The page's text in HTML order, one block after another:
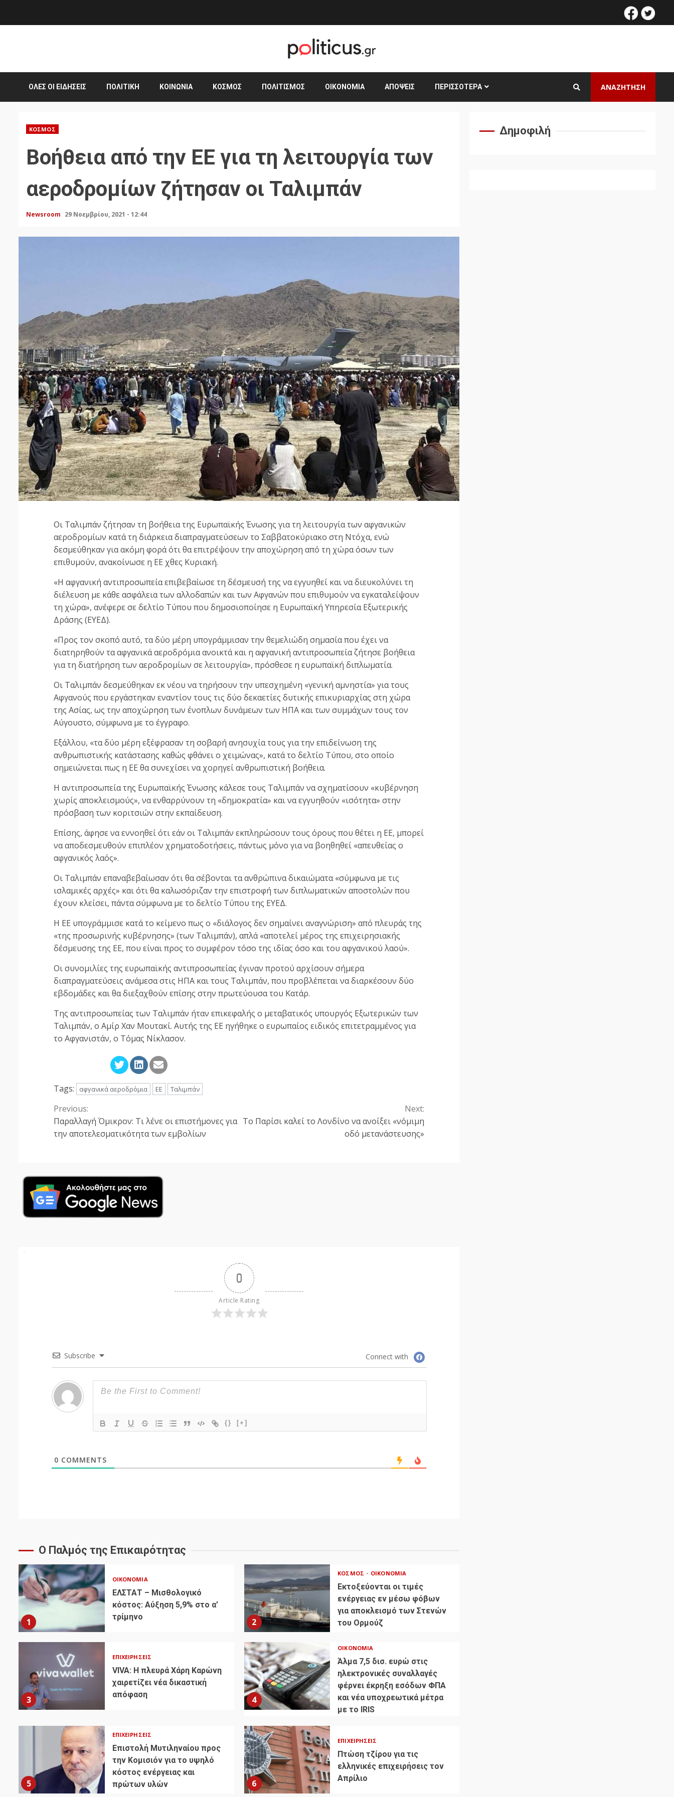
facebook
ΌΛΕΣ ΟΙ ΕΙΔΉΣΕΙΣ ΠΟΛΙΤΙΚΉ ΚΟΙΝΩΝΊΑ ΚΌΣΜΟΣ ΠΟΛΙΤΙΣΜΌΣ ΟΙΚΟΝΟΜΊΑ ΑΠΌΨΕΙΣ ΠΕΡΙΣΣΌΤΕΡΑ ΑΝΑΖΗΤΗΣΗ
ΚΌΣΜΟΣ
Βοήθεια από την ΕΕ για τη λειτουργία των
αεροδρομίων ζήτησαν οι Ταλιμπάν
Newsroom 29 Νοεμβρίου, 2021 - 12:44
Οι Ταλιμπάν ζήτησαν τη βοήθεια της Ευρωπαϊκής Ένωσης για τη λειτουργία των αφγανικών
αεροδρομίων κατά τη διάρκεια διαπραγματεύσεων το Σαββατοκύριακο στη Ντόχα, ενώ
δεσμεύθηκαν για ακόμη φορά ότι θα επιτρέψουν την αποχώρηση από τη χώρα όσων των
επιθυμούν, ανακοίνωσε η ΕΕ χθες Κυριακή.
«Η αφγανική αντιπροσωπεία επιβεβαίωσε τη δέσμευσή της να εγγυηθεί και να διευκολύνει τη
διέλευση με κάθε ασφάλεια των αλλοδαπών και των Αφγανών που επιθυμούν να εγκαταλείψουν
τη χώρα», ανέφερε σε δελτίο Τύπου που δημοσιοποίησε η Ευρωπαϊκή Υπηρεσία Εξωτερικής
Δράσης (ΕΥΕΔ).
«Προς τον σκοπό αυτό, τα δύο μέρη υπογράμμισαν την θεμελιώδη σημασία που έχει να
διατηρηθούν τα αφγανικά αεροδρόμια ανοικτά και η αφγανική αντιπροσωπεία ζήτησε βοήθεια
για τη διατήρηση των αεροδρομίων σε λειτουργία», πρόσθεσε η ευρωπαϊκή διπλωματία.
Οι Ταλιμπάν δεσμεύθηκαν εκ νέου να τηρήσουν την υπεσχημένη «γενική αμνηστία» για τους
Αφγανούς που εργάστηκαν εναντίον τους τις δύο δεκαετίες δυτικής επικυριαρχίας στη χώρα
της Ασίας, ως την αποχώρηση των ένοπλων δυνάμεων των ΗΠΑ και των συμμάχων τους τον
Αύγουστο, σύμφωνα με το έγγραφο.
Εξάλλου, «τα δύο μέρη εξέφρασαν τη σοβαρή ανησυχία τους για την επιδείνωση της
ανθρωπιστικής κατάστασης καθώς φθάνει ο χειμώνας», κατά το δελτίο Τύπου, στο οποίο
σημειώνεται πως η ΕΕ θα συνεχίσει να χορηγεί ανθρωπιστική βοήθεια.
Η αντιπροσωπεία της Ευρωπαϊκής Ένωσης κάλεσε τους Ταλιμπάν να σχηματίσουν «κυβέρνηση
χωρίς αποκλεισμούς», να ενθαρρύνουν τη «δημοκρατία» και να εγγυηθούν «ισότητα» στην
πρόσβαση των κοριτσιών στην εκπαίδευση.
Επίσης, άφησε να εννοηθεί ότι εάν οι Ταλιμπάν εκπληρώσουν τους όρους που θέτει η ΕΕ, μπορεί
να αποδεσμευθούν επιπλέον χρηματοδοτήσεις, πάντως μόνο για να βοηθηθεί «απευθείας ο
αφγανικός λαός».
Οι Ταλιμπάν επαναβεβαίωσαν ότι θα σέβονται τα ανθρώπινα δικαιώματα «σύμφωνα με τις
ισλαμικές αρχές» και ότι θα καλωσόριζαν την επιστροφή των διπλωματικών αποστολών που
έχουν κλείσει, πάντα σύμφωνα με το δελτίο Τύπου της ΕΥΕΔ.
Η ΕΕ υπογράμμισε κατά το κείμενο πως ο «διάλογος δεν σημαίνει αναγνώριση» από πλευράς της
«της προσωρινής κυβέρνησης» (των Ταλιμπάν), απλά «αποτελεί μέρος της επιχειρησιακής
δέσμευσης της ΕΕ, που είναι προς το συμφέρον τόσο της ιδίας όσο και του αφγανικού λαού».
Οι συνομιλίες της ευρωπαϊκής αντιπροσωπείας έγιναν προτού αρχίσουν σήμερα
διαπραγματεύσεις ανάμεσα στις ΗΠΑ και τους Ταλιμπάν, που προβλέπεται να διαρκέσουν δύο
εβδομάδες και θα διεξαχθούν επίσης στην πρωτεύουσα του Κατάρ.
Της αντιπροσωπείας των Ταλιμπάν ήταν επικεφαλής ο μεταβατικός υπουργός Εξωτερικών των
Ταλιμπάν, ο Αμίρ Χαν Μουτακί. Αυτής της ΕΕ ηγήθηκε ο ευρωπαίος ειδικός επιτετραμμένος για
το Αφγανιστάν, ο Τόμας Νίκλασον.
Tags: αφγανικά αεροδρόμια ΕΕ Ταλιμπάν
Continue
Reading
Previous:
Παραλλαγή Όμικρον: Τι λένε οι επιστήμονες για
την αποτελεσματικότητα των εμβολίων
Next:
Το Παρίσι καλεί το Λονδίνο να ανοίξει «νόμιμη
οδό μετανάστευσης»
0
Article Rating
Subscribe Connect with
{} [+]
0 COMMENTS
Ο Παλμός της Επικαιρότητας
1
ΟΙΚΟΝΟΜΊΑ
ΕΛΣΤΑΤ – Μισθολογικό
κόστος: Αύξηση 5,9% στο α’
τρίμηνο
2
ΚΌΣΜΟΣ ΟΙΚΟΝΟΜΊΑ
Εκτοξεύονται οι τιμές
ενέργειας εν μέσω φόβων
για αποκλεισμό των Στενών
του Ορμούζ
3
ΕΠΙΧΕΙΡΉΣΕΙΣ
VIVA: Η πλευρά Χάρη Καρώνη
χαιρετίζει νέα δικαστική
απόφαση
4
ΟΙΚΟΝΟΜΊΑ
Άλμα 7,5 δισ. ευρώ στις
ηλεκτρονικές συναλλαγές
φέρνει έκρηξη εσόδων ΦΠΑ
και νέα υποχρεωτικά μέτρα
με το IRIS
5
ΕΠΙΧΕΙΡΉΣΕΙΣ
Επιστολή Μυτιληναίου προς
την Κομισιόν για το υψηλό
κόστος ενέργειας και
πρώτων υλών
6
ΕΠΙΧΕΙΡΉΣΕΙΣ
Πτώση τζίρου για τις
ελληνικές επιχειρήσεις τον
Απρίλιο
Δημοφιλή